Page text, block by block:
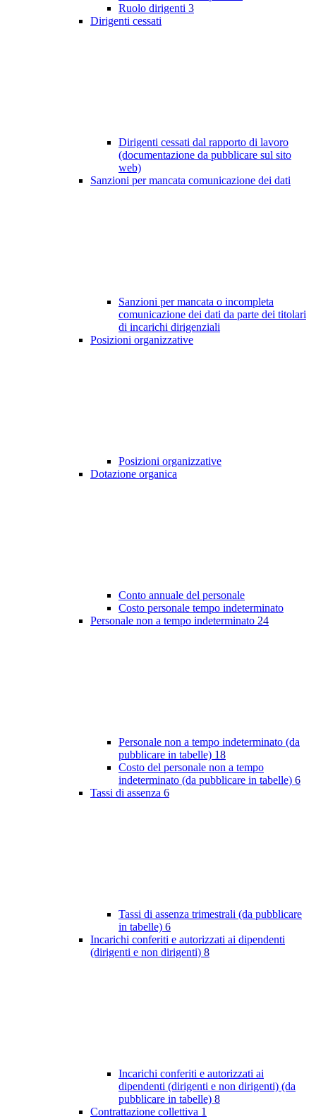
Ruolo dirigenti 3
Dirigenti cessati
Dirigenti cessati dal rapporto di lavoro
(documentazione da pubblicare sul sito
web)
Sanzioni per mancata comunicazione dei dati
Sanzioni per mancata o incompleta
comunicazione dei dati da parte dei titolari
di incarichi dirigenziali
Posizioni organizzative
Posizioni organizzative
Dotazione organica
Conto annuale del personale
Costo personale tempo indeterminato
Personale non a tempo indeterminato 24
Personale non a tempo indeterminato (da
pubblicare in tabelle) 18
Costo del personale non a tempo
indeterminato (da pubblicare in tabelle) 6
Tassi di assenza 6
Tassi di assenza trimestrali (da pubblicare
in tabelle) 6
Incarichi conferiti e autorizzati ai dipendenti
(dirigenti e non dirigenti) 8
Incarichi conferiti e autorizzati ai
dipendenti (dirigenti e non dirigenti) (da
pubblicare in tabelle) 8
Contrattazione collettiva 1